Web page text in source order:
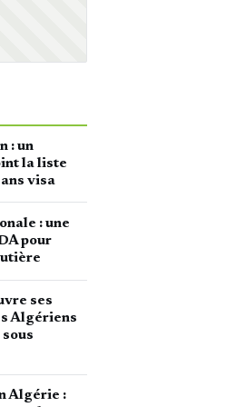
: un
la liste
visa
: une
pour
ses
Algériens
Algérie :